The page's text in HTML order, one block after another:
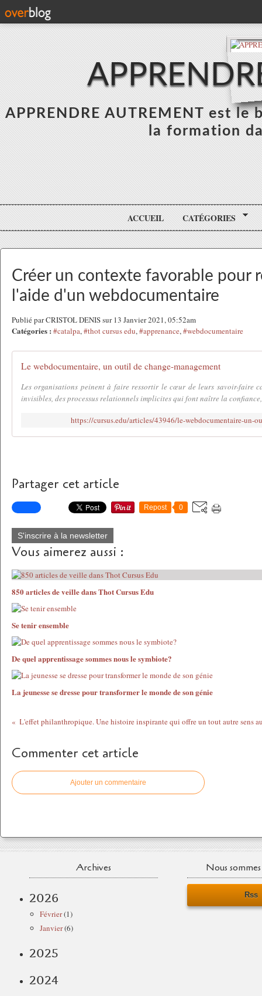
APPRENDRE AUTREMENT est
la formation
ACCUEIL CATÉGORIES
Créer un contexte favorable pour
l'aide d'un webdocumentaire
Publié par CRISTOL DENIS sur 13 Janvier 2021, 05:52am
Catégories : #catalpa,#thot cursus edu,#apprenance,#webdocumentaire
Le webdocumentaire, un outil de change-management
Les organisations peinent à faire ressortir le cœur de leurs savoir-faire
invisibles, des processus relationnels implicites qui font naître la confiance,
https://cursus.edu/articles/43946/le-webdocumentaire-un-
Partager cet article
Repost 0
S'inscrire à la newsletter
Vous aimerez aussi :
850 articles de veille dans Thot Cursus Edu
Se tenir ensemble
De quel apprentissage sommes nous le symbiote?
La jeunesse se dresse pour transformer le monde de son génie
Commenter cet article
Ajouter un commentaire
Archives
2026
Février(1)
Janvier(6)
2025
2024
Nous
Rss